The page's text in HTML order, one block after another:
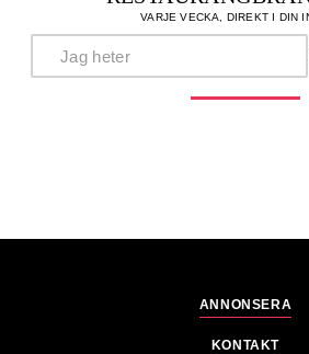
VARJE VECKA, DIREKT I DIN
ANNONSERA
KONTAKT